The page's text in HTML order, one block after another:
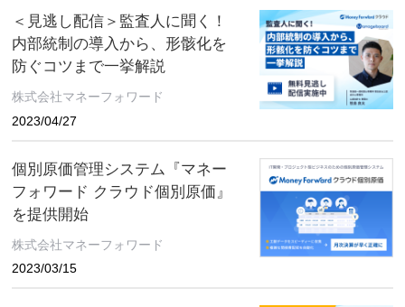
＜見逃し配信＞監査人に聞く！
内部統制の導入から、形骸化を
防ぐコツまで一挙解説
株式会社マネーフォワード
2023/04/27
個別原価管理システム『マネー
フォワード クラウド個別原価』
を提供開始
株式会社マネーフォワード
2023/03/15